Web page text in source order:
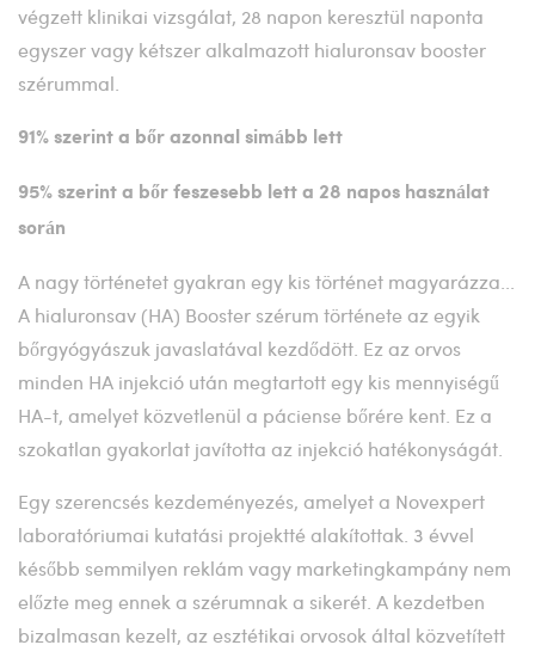
végzett klinikai vizsgálat, 28 napon keresztül naponta
egyszer vagy kétszer alkalmazott hialuronsav booster
szérummal.
91% szerint a bőr azonnal simább lett
95% szerint a bőr feszesebb lett a 28 napos használat
során
A nagy történetet gyakran egy kis történet magyarázza...
A hialuronsav (HA) Booster szérum története az egyik
bőrgyógyászuk javaslatával kezdődött. Ez az orvos
minden HA injekció után megtartott egy kis mennyiségű
HA-t, amelyet közvetlenül a páciense bőrére kent. Ez a
szokatlan gyakorlat javította az injekció hatékonyságát.
Egy szerencsés kezdeményezés, amelyet a Novexpert
laboratóriumai kutatási projektté alakítottak. 3 évvel
később semmilyen reklám vagy marketingkampány nem
előzte meg ennek a szérumnak a sikerét. A kezdetben
bizalmasan kezelt, az esztétikai orvosok által közvetített